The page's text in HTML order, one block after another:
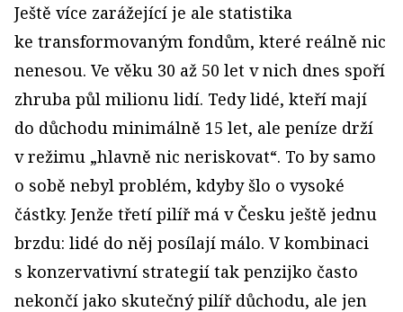
Ještě více zarážející je ale statistika
ke transformovaným fondům, které reálně nic
nenesou. Ve věku 30 až 50 let v nich dnes spoří
zhruba půl milionu lidí. Tedy lidé, kteří mají
do důchodu minimálně 15 let, ale peníze drží
v režimu „hlavně nic neriskovat“. To by samo
o sobě nebyl problém, kdyby šlo o vysoké
částky. Jenže třetí pilíř má v Česku ještě jednu
brzdu: lidé do něj posílají málo. V kombinaci
s konzervativní strategií tak penzijko často
nekončí jako skutečný pilíř důchodu, ale jen